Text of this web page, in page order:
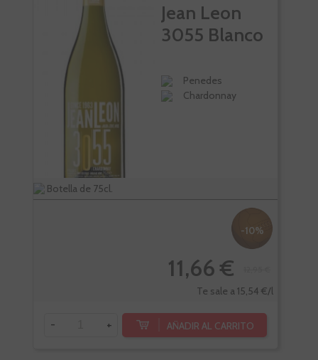
Jean Leon
3055 Blanco
Penedes
Chardonnay
Botella de 75cl.
-10%
11,66 €
Te sale a 15,54 €/l
- + AÑADIR AL CARRITO